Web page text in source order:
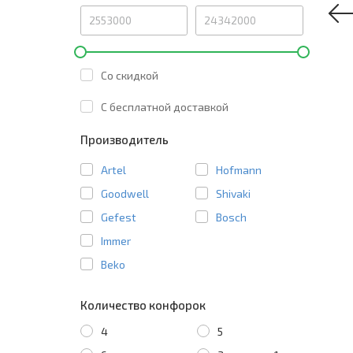
Со скидкой
C бесплатной доставкой
Производитель
Artel
Hofmann
Goodwell
Shivaki
Gefest
Bosch
Immer
Beko
Количество конфорок
4
5